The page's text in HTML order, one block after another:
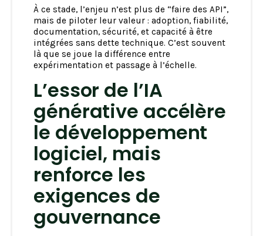
À ce stade, l’enjeu n’est plus de “faire des API”,
mais de piloter leur valeur : adoption, fiabilité,
documentation, sécurité, et capacité à être
intégrées sans dette technique. C’est souvent
là que se joue la différence entre
expérimentation et passage à l’échelle.
L’essor de l’IA
générative accélère
le développement
logiciel, mais
renforce les
exigences de
gouvernance